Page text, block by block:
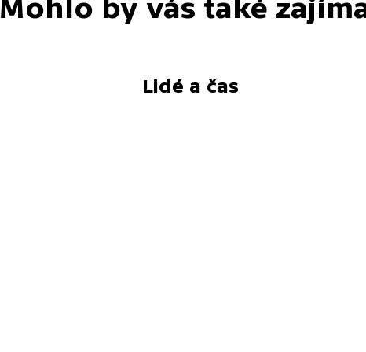
Mohlo by vás také
Lidé a čas